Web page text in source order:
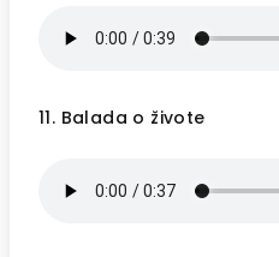
11. Balada o živote